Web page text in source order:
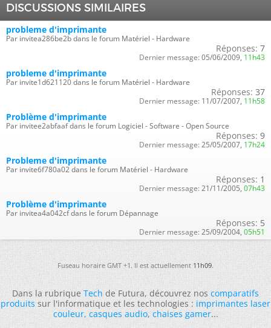
DISCUSSIONS SIMILAIRES
probleme d'imprimante
Par invitea286be2b dans le forum Matériel - Hardware
Réponses: 7
Dernier message: 05/06/2009, 11h43
probleme d'imprimante
Par invite1d621120 dans le forum Matériel - Hardware
Réponses: 37
Dernier message: 11/07/2007, 11h58
Problème d'imprimante
Par invitee2abfaaf dans le forum Logiciel - Software - Open Source
Réponses: 9
Dernier message: 25/05/2007, 17h24
Probleme d'imprimante
Par invite6f780a02 dans le forum Matériel - Hardware
Réponses: 1
Dernier message: 21/11/2005, 07h43
Problème d'imprimante
Par invitea4a042cf dans le forum Dépannage
Réponses: 5
Dernier message: 25/09/2004, 05h51
Fuseau horaire GMT +1. Il est actuellement11h09.
Dans la rubriqueTechde Futura, découvrez noscomparatifs
produitssur l'informatique et les technologies :imprimantes laser
couleur,casques audio,chaises gamer...